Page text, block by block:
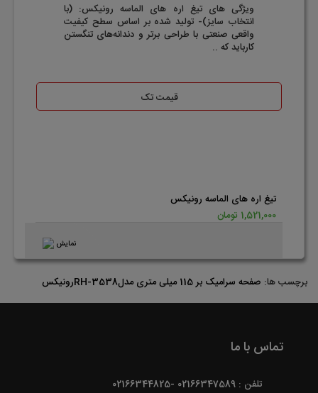
ویژگی های تیغ اره های الماسه رونیکس: (با
انتخاب سایز)- تولید شده بر اساس سطح کیفیت
واقعی صنعتی با طراحی برتر و دندانه‌های تنگستن
کارباید که ..
قیمت تک
تیغ اره های الماسه رونیکس
1,521,000 تومان
نمایش
برچسب ها: صفحه سرامیک بر 115 میلی متری مدلRH-3538رونیکس
تماس با ما
تلفن : 02166347589 -02166344825